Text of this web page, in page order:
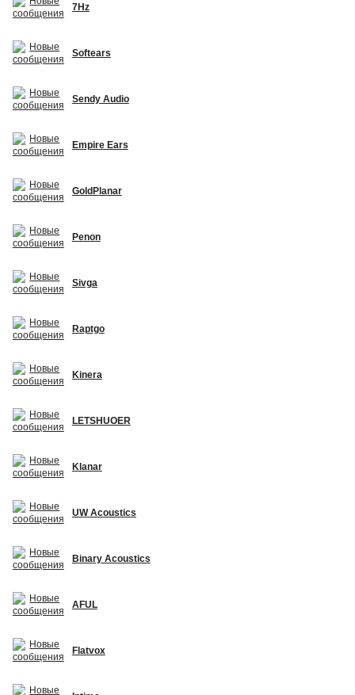
7Hz
Softears
Sendy Audio
Empire Ears
GoldPlanar
Penon
Sivga
Raptgo
Kinera
LETSHUOER
Klanar
UW Acoustics
Binary Acoustics
AFUL
Flatvox